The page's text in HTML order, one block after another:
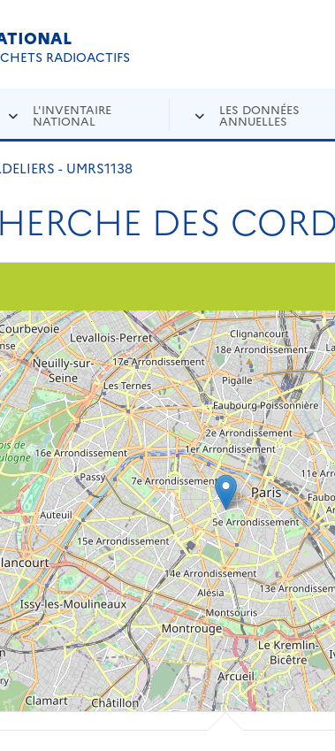
RADIOACTIFS
L'INVENTAIRE
NATIONAL
LES DONNÉES
ANNUELLES
- UMRS1138
DES